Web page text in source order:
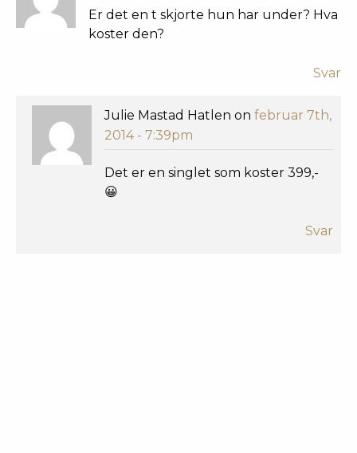
Er det en t skjorte hun har under? Hva
koster den?
Svar
Julie Mastad Hatlen on februar 7th,
2014 - 7:39pm
Det er en singlet som koster 399,-
😀
Svar